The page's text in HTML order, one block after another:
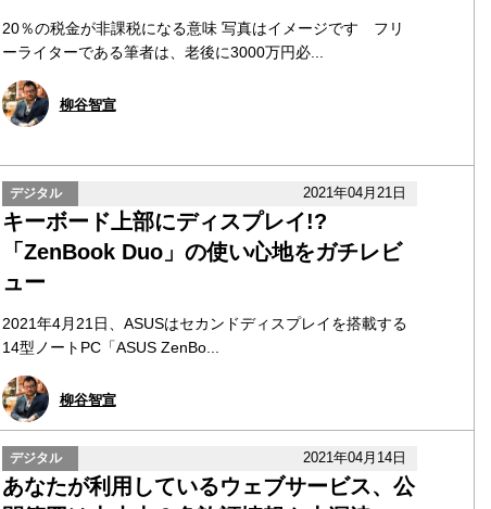
20％の税金が非課税になる意味 写真はイメージです フリ
ーライターである筆者は、老後に3000万円必...
柳谷智宣
デジタル 2021年04月21日
キーボード上部にディスプレイ!?
「ZenBook Duo」の使い心地をガチレビ
ュー
2021年4月21日、ASUSはセカンドディスプレイを搭載する
14型ノートPC「ASUS ZenBo...
柳谷智宣
デジタル 2021年04月14日
あなたが利用しているウェブサービス、公